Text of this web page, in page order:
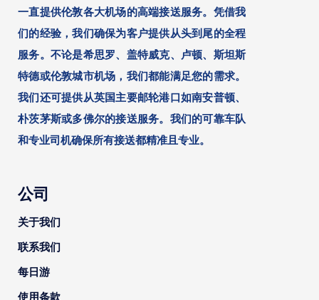
一直提供伦敦各大机场的高端接送服务。凭借我
们的经验，我们确保为客户提供从头到尾的全程
服务。不论是希思罗、盖特威克、卢顿、斯坦斯
特德或伦敦城市机场，我们都能满足您的需求。
我们还可提供从英国主要邮轮港口如南安普顿、
朴茨茅斯或多佛尔的接送服务。我们的可靠车队
和专业司机确保所有接送都精准且专业。
公司
关于我们
联系我们
每日游
使用条款